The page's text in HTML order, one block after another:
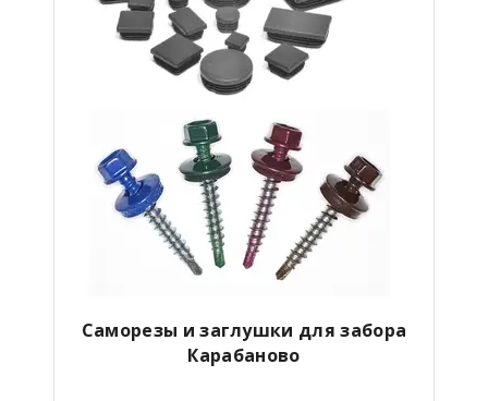
Саморезы и заглушки для забора
Карабаново